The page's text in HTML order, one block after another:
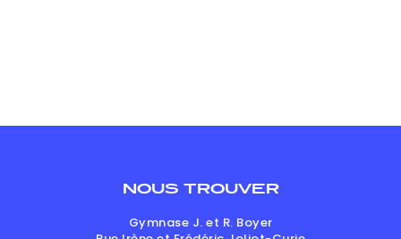
NOUS TROUVER
Gymnase J. et R. Boyer